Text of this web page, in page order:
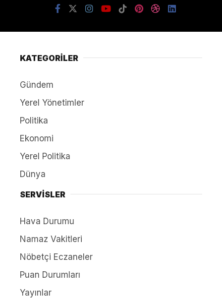
KATEGORİLER
Gündem
Yerel Yönetimler
Politika
Ekonomi
Yerel Politika
Dünya
SERVİSLER
Hava Durumu
Namaz Vakitleri
Nöbetçi Eczaneler
Puan Durumları
Yayınlar